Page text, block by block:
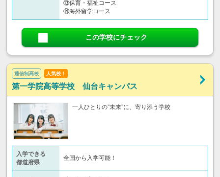
⑬保育・福祉コース
⑭海外留学コース
この学校にチェック
通信制高校 人気校！
第一学院高等学校 仙台キャンパス
一人ひとりの”未来”に、寄り添う学校
入学できる
都道府県
全国から入学可能！